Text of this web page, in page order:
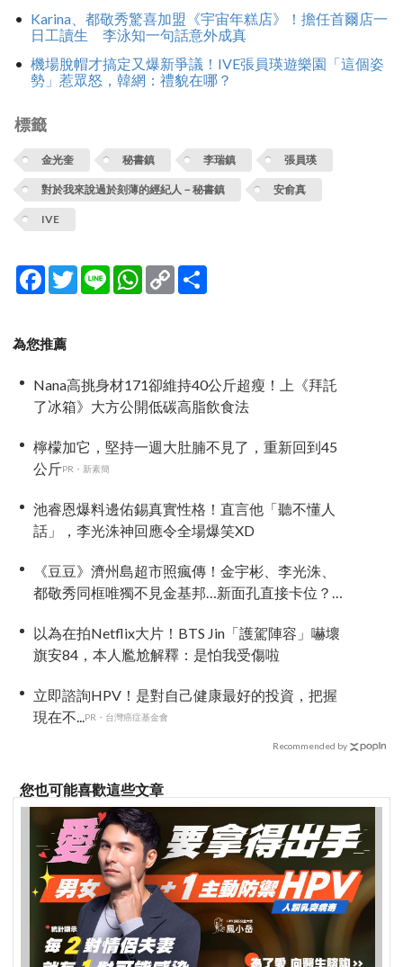
Karina、都敬秀驚喜加盟《宇宙年糕店》！擔任首爾店一
日工讀生 李泳知一句話意外成真
機場脫帽才搞定又爆新爭議！IVE張員瑛遊樂園「這個姿
勢」惹眾怒，韓網：禮貌在哪？
標籤
金光奎 秘書鎮 李瑞鎮 張員瑛
對於我來說過於刻薄的經紀人－秘書鎮 安俞真
IVE
Facebook
TwitterLine WhatsApp
Copy
Link
為您推薦
Nana高挑身材171卻維持40公斤超瘦！上《拜託
了冰箱》大方公開低碳高脂飲食法
檸檬加它，堅持一週大肚腩不見了，重新回到45
公斤PR・新素簡
池睿恩爆料邊佑錫真實性格！直言他「聽不懂人
話」，李光洙神回應令全場爆笑XD
《豆豆》濟州島超市照瘋傳！金宇彬、李光洙、
都敬秀同框唯獨不見金基邦…新面孔直接卡位？不
以為在拍Netflix大片！BTS Jin「護駕陣容」嚇壞
旗安84，本人尷尬解釋：是怕我受傷啦
立即諮詢HPV！是對自己健康最好的投資，把握
現在不...PR・台灣癌症基金會
Recommended by
您也可能喜歡這些文章